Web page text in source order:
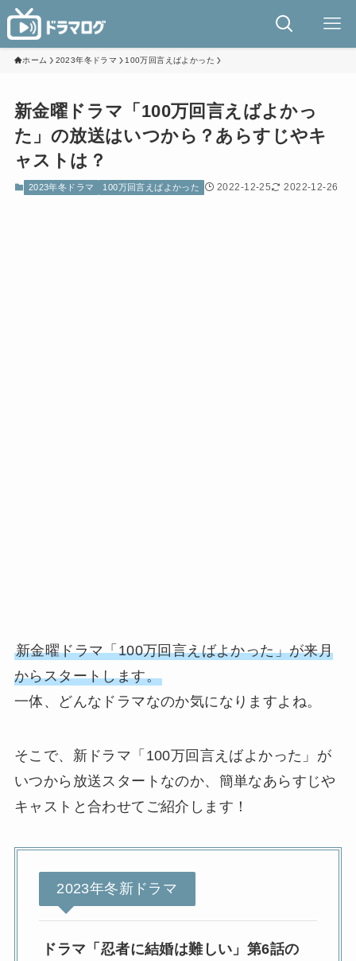
ホーム 2023年冬ドラマ 100万回言えばよかった
新金曜ドラマ「100万回言えばよかっ
た」の放送はいつから？あらすじやキ
ャストは？
2023年冬ドラマ 100万回言えばよかった 2022-12-25 2022-12-26
新金曜ドラマ「100万回言えばよかった」が来月
からスタートします。
一体、どんなドラマなのか気になりますよね。
そこで、新ドラマ「100万回言えばよかった」が
いつから放送スタートなのか、簡単なあらすじや
キャストと合わせてご紹介します！
2023年冬新ドラマ
ドラマ「忍者に結婚は難しい」第6話の